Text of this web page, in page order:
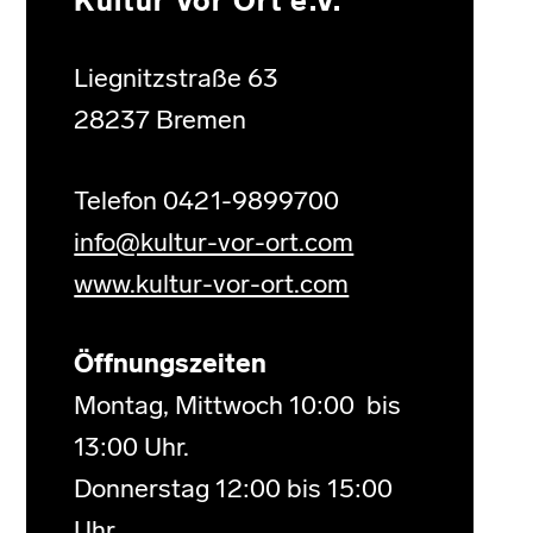
Liegnitzstraße 63
28237 Bremen
Telefon 0421-9899700
info@kultur-vor-ort.com
www.kultur-vor-ort.com
Öffnungszeiten
Montag, Mittwoch 10:00 bis
13:00 Uhr.
Donnerstag 12:00 bis 15:00